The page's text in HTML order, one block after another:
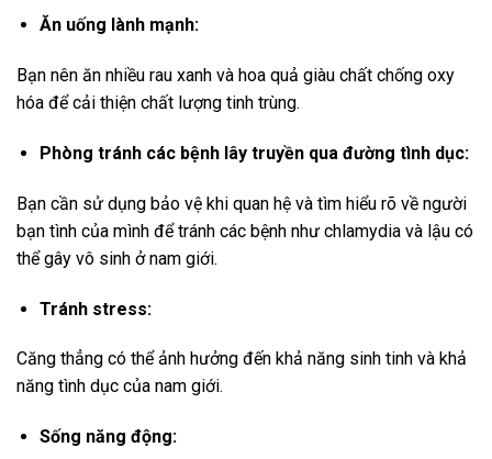
Ăn uống lành mạnh:
Bạn nên ăn nhiều rau xanh và hoa quả giàu chất chống oxy
hóa để cải thiện chất lượng tinh trùng.
Phòng tránh các bệnh lây truyền qua đường tình dục:
Bạn cần sử dụng bảo vệ khi quan hệ và tìm hiểu rõ về người
bạn tình của mình để tránh các bệnh như chlamydia và lậu có
thể gây vô sinh ở nam giới.
Tránh stress:
Căng thẳng có thể ảnh hưởng đến khả năng sinh tinh và khả
năng tình dục của nam giới.
Sống năng động: